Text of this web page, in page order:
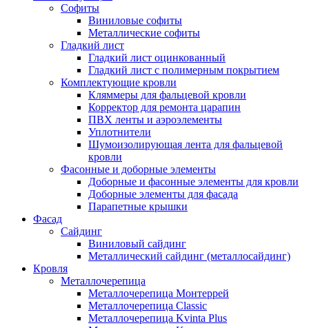
Cофиты
Виниловые софиты
Металлические софиты
Гладкий лист
Гладкий лист оцинкованный
Гладкий лист с полимерным покрытием
Комплектующие кровли
Кляммеры для фальцевой кровли
Корректор для ремонта царапин
ПВХ ленты и аэроэлементы
Уплотнители
Шумоизолирующая лента для фальцевой
кровли
Фасонные и доборные элементы
Доборные и фасонные элементы для кровли
Доборные элементы для фасада
Парапетные крышки
Фасад
Сайдинг
Виниловый сайдинг
Металлический сайдинг (металлосайдинг)
Кровля
Металлочерепица
Металлочерепица Монтеррей
Металлочерепица Classic
Металлочерепица Kvinta Plus